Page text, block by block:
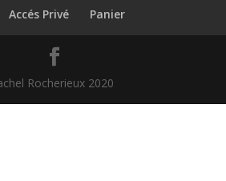
Accés Privé Panier
Rocherieux 2020